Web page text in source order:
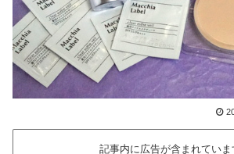
記事内に広告が含まれていま